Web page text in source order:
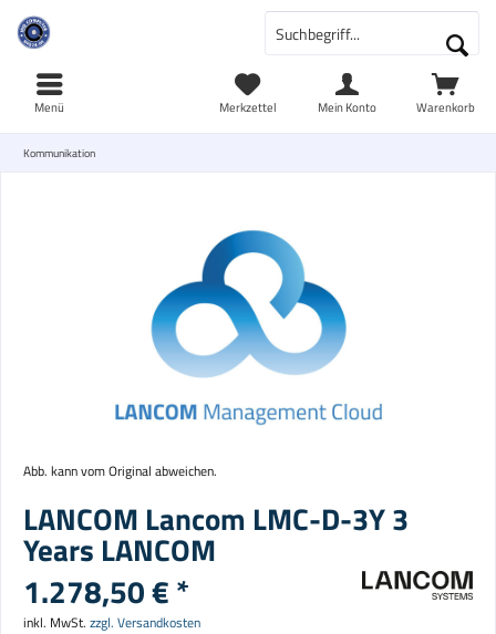
Warenkorb
Merkzettel Mein Konto
Menü
Kommunikation
Abb. kann vom Original abweichen.
LANCOM Lancom LMC-D-3Y 3
Years LANCOM
1.278,50 € *
inkl. MwSt. zzgl. Versandkosten